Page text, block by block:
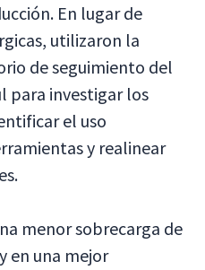
En lugar de
utilizaron la
de seguimiento del
para investigar los
el uso
y realinear
menor sobrecarga de
en una mejor